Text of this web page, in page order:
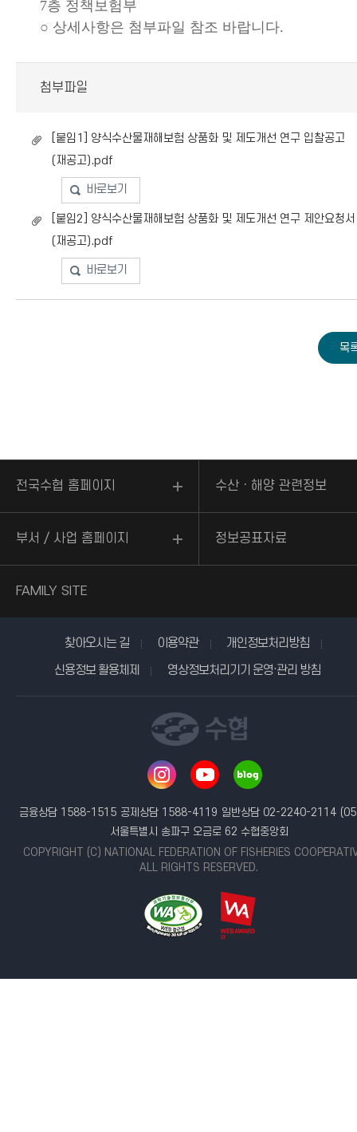
7층 정책보험부
○ 상세사항은 첨부파일 참조 바랍니다.
첨부파일
[붙임1] 양식수산물재해보험 상품화 및 제도개선 연구 입찰공고
(재공고).pdf
바로보기
[붙임2] 양식수산물재해보험 상품화 및 제도개선 연구 제안요청서
(재공고).pdf
바로보기
전국수협 홈페이지 수산ㆍ해양 관련정보
부서 / 사업 홈페이지 정보공표자료
FAMILY SITE
찾아오시는 길 이용약관
개인정보처리방침
신용정보 활용체제
영상정보처리기기 운영·관리 방침
금융상담 1588-1515 공제상담 1588-4119 일반상담 02-2240-2114
서울특별시 송파구 오금로 62 수협중앙회
COPYRIGHT (C) NATIONAL FEDERATION OF FISHERIES
ALL RIGHTS RESERVED.